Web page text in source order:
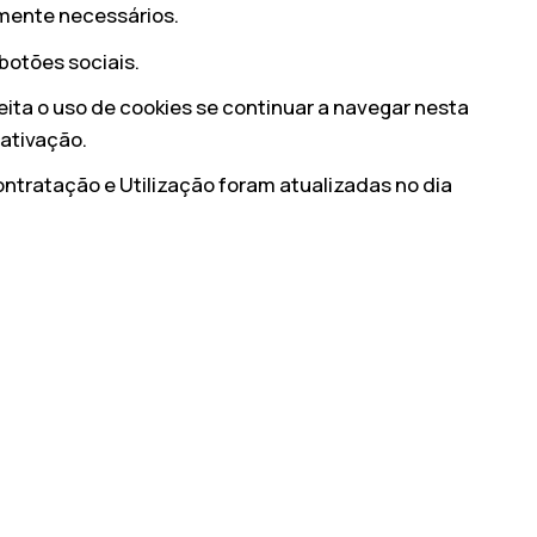
necessários.
sociais.
o uso de cookies se continuar a navegar nesta
e Utilização foram atualizadas no dia